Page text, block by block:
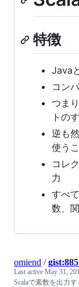
特徴
Java
コン
つま
トの
逆も
使う
コレ
力
すべ
数、
omiend /
Last active May 31,
Scalaで素数を出力す